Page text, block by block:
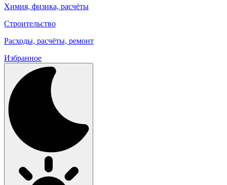
Химия, физика, расчёты
Строительство
Расходы, расчёты, ремонт
Избранное